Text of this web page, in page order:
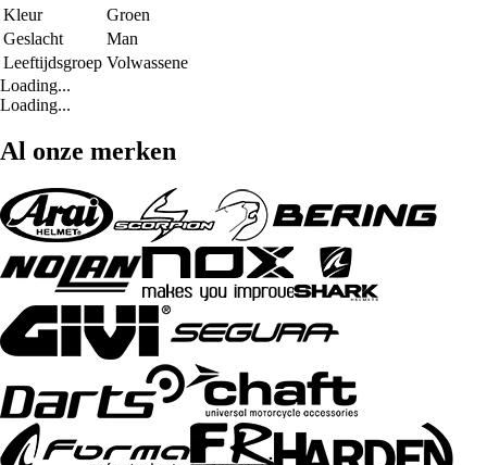
Kleur
Groen
Geslacht
Man
Leeftijdsgroep Volwassene
Loading...
Loading...
Al onze merken